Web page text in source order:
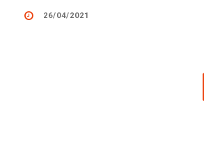
26/04/2021